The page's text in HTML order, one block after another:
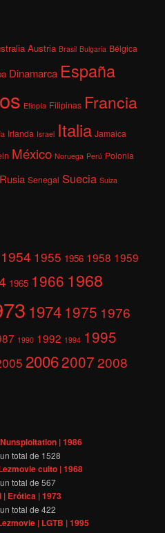
Austria Brasil Bulgaria Bélgica
Dinamarca España
Etiopía Filipinas Francia
Irlanda Israel Italia Jamaica
México Noruega Perú Polonia
Rusia Senegal Suecia Suiza
1954 1955 1956 1958 1959
1965 1966 1968
1974 1975 1976
1990 1992 1994 1995
200620072008
| 1986
total de 1528
culto | 1968
total de567
| Erótica | 1973
total de422
| LGTB | 1995